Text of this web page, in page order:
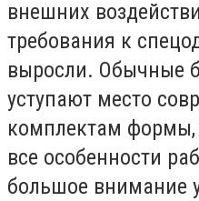
внешних
требования к
выросли. Обычные
уступают место
комплектам
все особенности
большое внимание